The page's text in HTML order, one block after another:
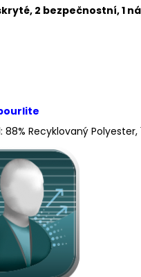
2 bezpečnostní, 1
ourlite
88% Recyklovaný